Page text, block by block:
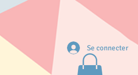
Se connecter